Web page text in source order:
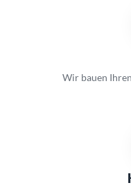
Wir bauen